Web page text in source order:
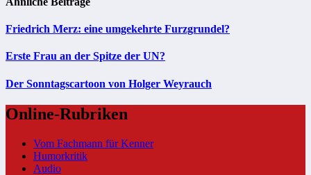
Friedrich Merz: eine umgekehrte Furzgrundel?
Erste Frau an der Spitze der UN?
Der Sonntagscartoon von Holger Weyrauch
Online-Rubriken
Vom Fachmann für Kenner
Humorkritik
Audio